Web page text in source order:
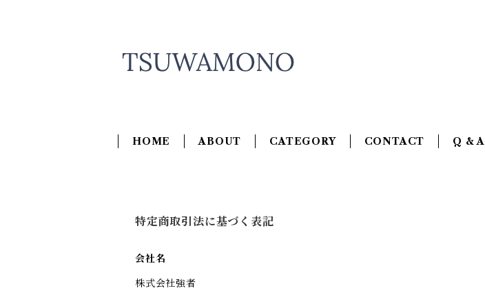
HOME ABOUT CATEGORY CONTACT Q & A
特定商取引法に基づく表記
会社名
株式会社強者